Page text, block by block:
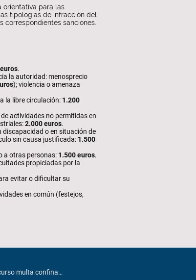
orientativa para las
tipologías de infracción del
correspondientes sanciones.
.
la autoridad: menosprecio
); violencia o amenaza
la libre circulación: 1.200
actividades no permitidas en
2.000 euros.
discapacidad o en situación de
sin causa justificada: 1.500
a otras personas: 1.500 euros.
propiciadas por la
evitar o dificultar su
en común (festejos,
Modelo recurso multa confinamiento Barcelona